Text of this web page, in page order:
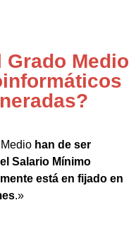
Medio
han de ser
Salario Mínimo
está en fijado en
.»